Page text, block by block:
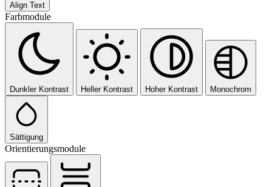
Align Text
Farbmodule
Dunkler Kontrast Heller Kontrast Hoher Kontrast Monochrom
Sättigung
Orientierungsmodule